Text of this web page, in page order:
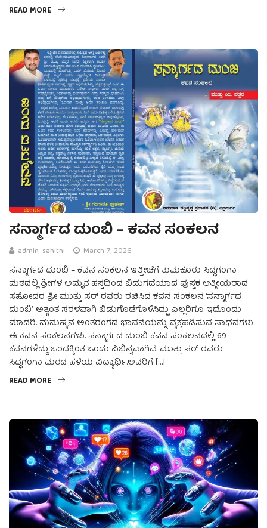
READ MORE
ಸನ್ಮಾರ್ಗದ ದುಂಬಿ – ಕವನ ಸಂಕಲನ
admin_sahithi March 7, 2026
ಸನ್ಮಾರ್ಗದ ದುಂಬಿ – ಕವನ ಸಂಕಲನ ಇತ್ತೀಚೆಗೆ ತುಮಕೂರು ಸಿದ್ಧಗಂಗಾ
ಮಠದಲ್ಲಿ ಶ್ರೀಗಳ ಅಮೃತ ಹಸ್ತದಿಂದ ಬಿಡುಗಡೆಯಾದ ಪುಸ್ತಕ ಆತ್ಮೀಯರಾದ
ಸಹೋದರ ಶ್ರೀ ಮುತ್ತು ಸರ್ ರವರು ರಚಿಸಿದ ಕವನ ಸಂಕಲನ ‘ಸನ್ಮಾರ್ಗದ
ದುಂಬಿ’. ಅತ್ಯಂತ ಸರಳವಾಗಿ ಬಿಡುಗೊಡೆಗೊಳಿಸಿದ್ದು ಎಲ್ಲರಿಗೂ ಇದೊಂದು
ಮಾದರಿ. ಮನುಷ್ಯನ ಅಂತರಂಗದ ಭಾವನೆಯನ್ನು ವ್ಯಕ್ತಪಡಿಸುವ ಸಾಧನಗಳು
ಈ ಕವನ ಸಂಕಲನಗಳು. ಸನ್ಮಾರ್ಗದ ದುಂಬಿ ಕವನ ಸಂಕಲನದಲ್ಲಿ 69
ಕವನಗಳಿದ್ದು ಒಂದಕ್ಕಿಂತ ಒಂದು ವಿಭಿನ್ನವಾಗಿವೆ. ಮುತ್ತು ಸರ್ ರವರು
ಸಿದ್ಧಗಂಗಾ ಮಠದ ಹಳೆಯ ವಿದ್ಯಾರ್ಥಿ.ಅವರಿಗೆ […]
READ MORE